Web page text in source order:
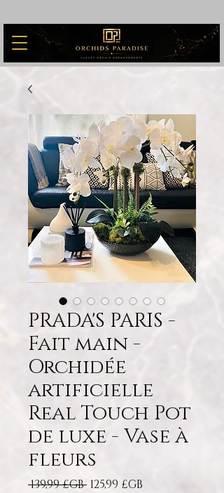
PRADA'S PARIS -
Fait main -
Orchidée
artificielle
Real Touch Pot
de luxe - Vase à
fleurs
139,99 £GB Prix original
125,99 £GB